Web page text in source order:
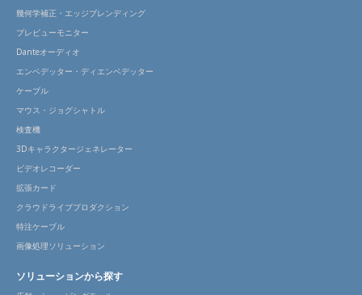
幾何学補正・エッジブレンディング
プレビューモニター
Danteオーディオ
エンベデッター・ディエンベデッター
ケーブル
マウス・ジョグシャトル
検査機
3Dキャラクタージェネレーター
ビデオレコーダー
拡張カード
クラウドライブプロダクション
特注ケーブル
画像処理ソリューション
ソリューションから探す